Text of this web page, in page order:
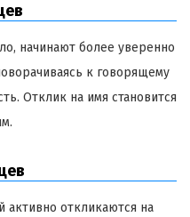
начинают более уверенно
к говорящему
Отклик на имя становится
активно откликаются на